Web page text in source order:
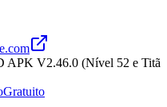
APK V2.46.0 (Nível 52 e Titã
Gratuito